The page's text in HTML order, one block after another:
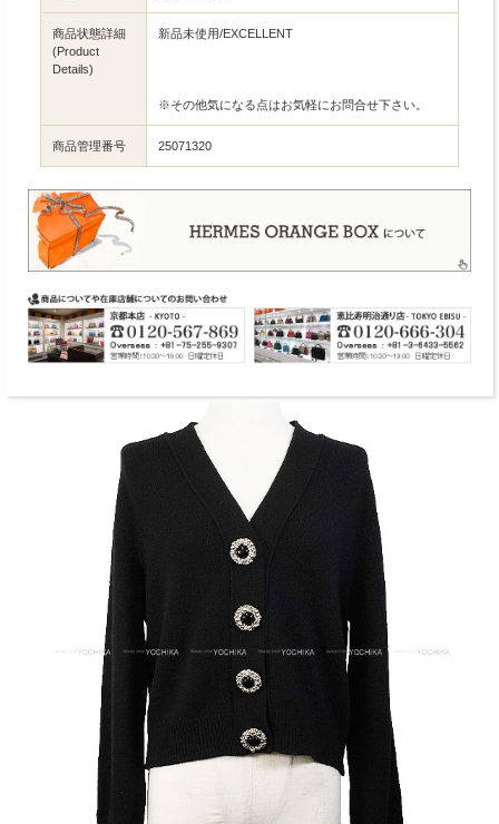
商品状態詳細
(Product
Details)
新品未使用/EXCELLENT
※その他気になる点はお気軽にお問合せ下さい。
商品管理番号 25071320